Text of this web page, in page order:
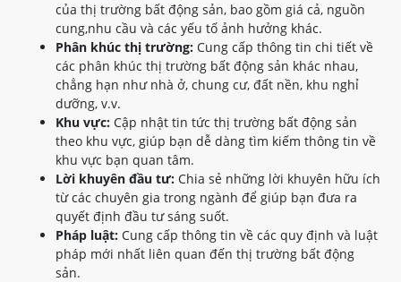
của thị trường bất động sản, bao gồm giá cả, nguồn
cung,nhu cầu và các yếu tố ảnh hưởng khác.
Phân khúc thị trường: Cung cấp thông tin chi tiết về
các phân khúc thị trường bất động sản khác nhau,
chẳng hạn như nhà ở, chung cư, đất nền, khu nghỉ
dưỡng, v.v.
Khu vực: Cập nhật tin tức thị trường bất động sản
theo khu vực, giúp bạn dễ dàng tìm kiếm thông tin về
khu vực bạn quan tâm.
Lời khuyên đầu tư: Chia sẻ những lời khuyên hữu ích
từ các chuyên gia trong ngành để giúp bạn đưa ra
quyết định đầu tư sáng suốt.
Pháp luật: Cung cấp thông tin về các quy định và luật
pháp mới nhất liên quan đến thị trường bất động
sản.